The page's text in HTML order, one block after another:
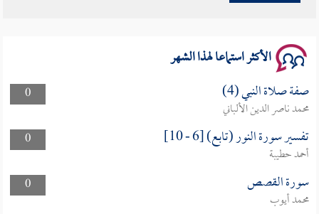
الأكثر استماعا لهذا الشهر
0 صفة صلاة النبي (4)
محمد ناصر الدين الألباني
0
تفسير سورة النور (تابع) [6 - 10]
أحمد حطيبة
0
سورة القصص
محمد أيوب